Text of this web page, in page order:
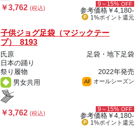
￥3,762(税込)
9～15% OFF
参考価格￥4,180-
1%ポイント 還元
子供ジョグ足袋（マジックテー
プ） 8193
氏原
足袋・地下足袋
日本の踊り
祭り履物
2022年発売
男女共用
All オールシーズン
￥3,762(税込)
9～15% OFF
参考価格￥4,180-
1%ポイント 還元